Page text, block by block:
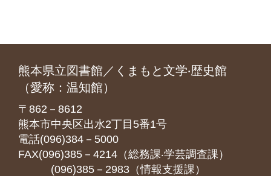
熊本県立図書館／くまもと文学‧歴史館
（愛称：温知館）
〒862－8612
熊本市中央区出水2丁目5番1号
電話(096)384－5000
FAX(096)385－4214（総務課‧学芸調査課）
(096)385－2983（情報支援課）